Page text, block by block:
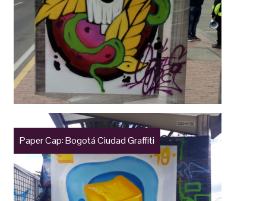
Paper Cap: Bogotá Ciudad Graffiti